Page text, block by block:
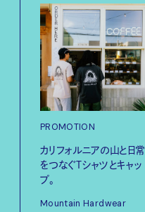
PROMOTION
カリフォルニアの山と日常
をつなぐＴシャツとキャッ
プ。
Mountain Hardwear